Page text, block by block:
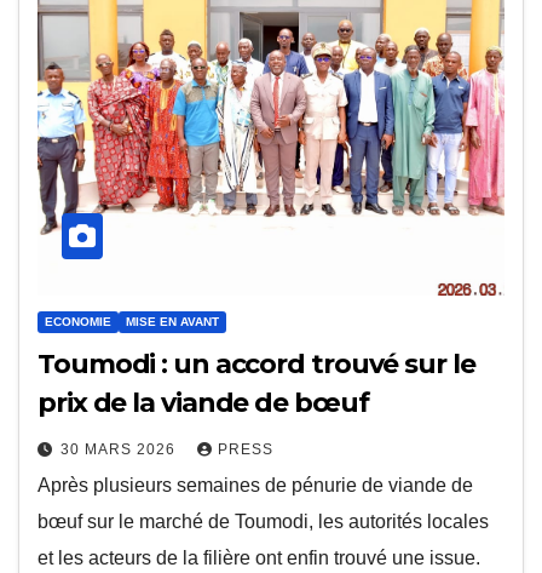
ECONOMIE MISE EN AVANT
Toumodi : un accord trouvé sur le
prix de la viande de bœuf
30 MARS 2026 PRESS
Après plusieurs semaines de pénurie de viande de
bœuf sur le marché de Toumodi, les autorités locales
et les acteurs de la filière ont enfin trouvé une issue.